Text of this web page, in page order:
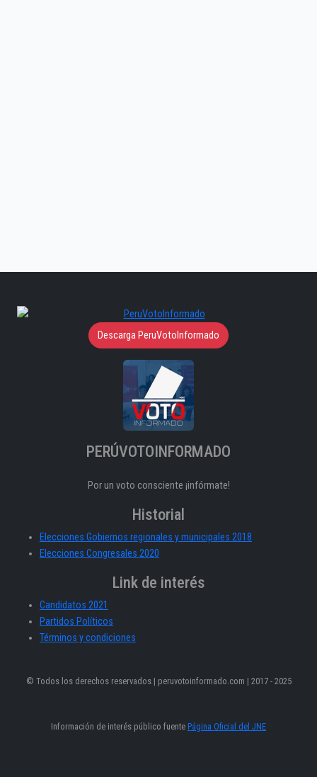
Descarga PeruVotoInformado
PERÚVOTOINFORMADO
Por un voto consciente ¡infórmate!
Historial
Elecciones Gobiernos regionales y municipales 2018
Elecciones Congresales 2020
Link de interés
Candidatos 2021
Partidos Políticos
Términos y condiciones
© Todos los derechos reservados | peruvotoinformado.com | 2017 - 2025
Información de interés público fuente Página Oficial del JNE